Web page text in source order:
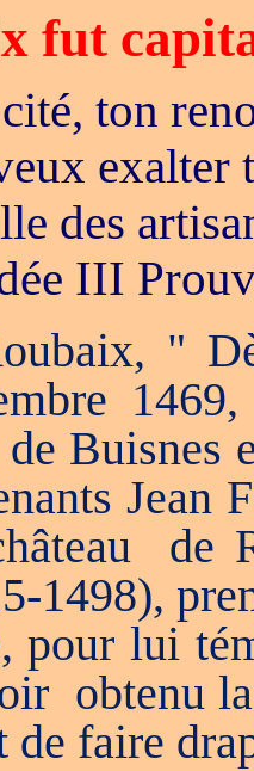
fut
ton
exalter
des
III
"
Buisnes
Jean
de
1498),
pour lui
obtenu
faire